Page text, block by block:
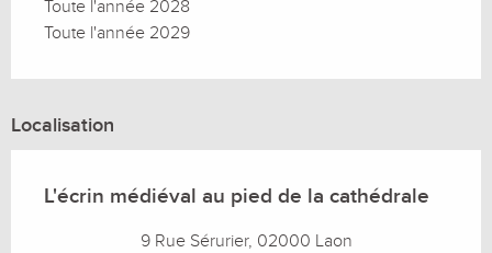
Toute l'année 2028
Toute l'année 2029
Localisation
L'écrin médiéval au pied de la cathédrale
9 Rue Sérurier, 02000 Laon